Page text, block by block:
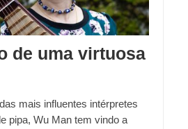
de uma virtuosa
mais influentes intérpretes
pipa, Wu Man tem vindo a